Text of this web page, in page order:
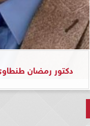
دكتور رمضان